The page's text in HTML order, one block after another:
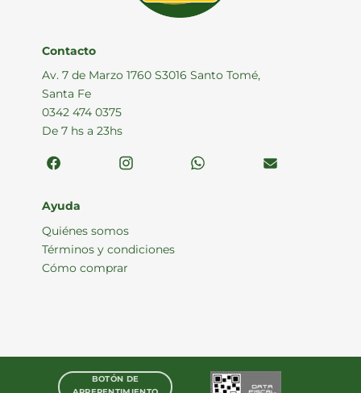
Contacto
Av. 7 de Marzo 1760 S3016 Santo Tomé,
Santa Fe
0342 474 0375
De 7 hs a 23hs
Ayuda
Quiénes somos
Términos y condiciones
Cómo comprar
BOTÓN DE